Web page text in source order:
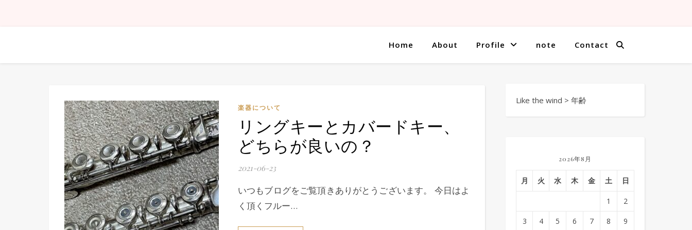
Home About Profile note Contact
楽器について
リングキーとカバードキー、
どちらが良いの？
2021-06-23
いつもブログをご覧頂きありがとうございます。 今日はよ
く頂くフルー…
Like the wind > 年齢
2026年8月
月 火 水 木 金 土 日
1 2
3 4 5 6 7 8 9